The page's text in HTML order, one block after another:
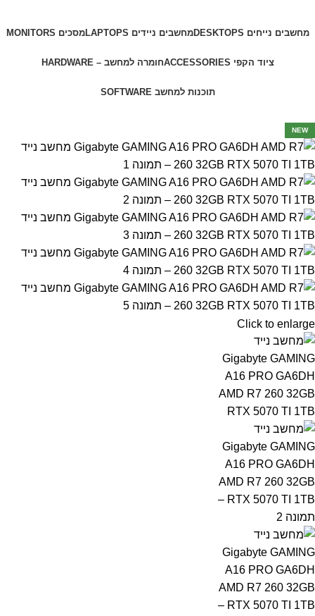
מחשבים נייחים DESKTOPS מחשבים ניידים LAPTOPS מסכים MONITORS
ציוד הקפי ACCESSORIES חומרה למחשב – HARDWARE
תוכנות למחשב SOFTWARE
NEW
Click to enlarge